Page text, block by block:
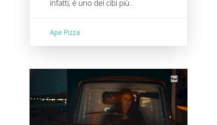
infatti, è uno dei cibi più...
Ape Pizza